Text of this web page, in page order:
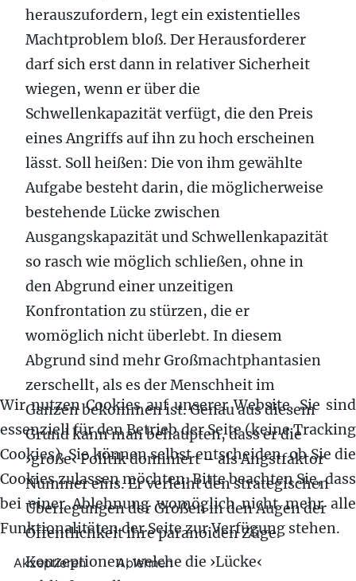
herauszufordern, legt ein existentielles
Machtproblem bloß. Der Herausforderer
darf sich erst dann in relativer Sicherheit
wiegen, wenn er über die
Schwellenkapazität verfügt, die den Preis
eines Angriffs auf ihn zu hoch erscheinen
lässt. Soll heißen: Die von ihm gewählte
Aufgabe besteht darin, die möglicherweise
bestehende Lücke zwischen
Ausgangskapazität und Schwellenkapazität
so rasch wie möglich schließen, ohne in
den Abgrund einer unzeitigen
Konfrontation zu stürzen, die er
womöglich nicht überlebt. In diesem
Abgrund sind mehr Großmachtphantasien
zerschellt, als es der Menschheit im
Ganzen bekommen ist. Genau aus diesem
Grund kann man behaupten, dass er die
›große‹ Politik dominiert – als Angstfaktor
Nummer eins. Er verleiht den strategischen
Überlegungen der Großen in den Augen der
Öffentlichkeit ihre paranoiden Züge.
Konzeptionen, welche die ›Lücke‹
Wir nutzen Cookies auf unserer Website. Sie sind
essenziell für den Betrieb der Seite (keine Tracking
Cookies). Sie können selbst entscheiden, ob Sie die
Cookies zulassen möchten. Bitte beachten Sie, dass
bei einer Ablehnung womöglich nicht mehr alle
Funktionalitäten der Seite zur Verfügung stehen.
Akzeptieren Ablehnen